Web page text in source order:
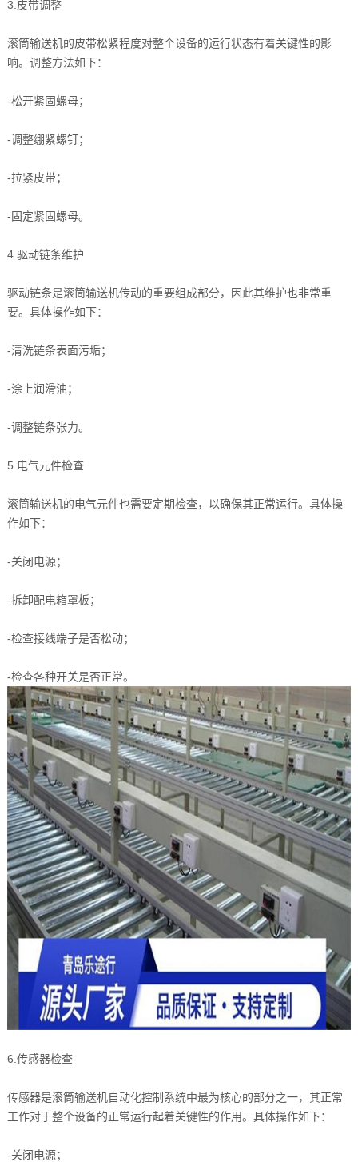
3.皮带调整
滚筒输送机的皮带松紧程度对整个设备的运行状态有着关键性的影
响。调整方法如下：
-松开紧固螺母；
-调整绷紧螺钉；
-拉紧皮带；
-固定紧固螺母。
4.驱动链条维护
驱动链条是滚筒输送机传动的重要组成部分，因此其维护也非常重
要。具体操作如下：
-清洗链条表面污垢；
-涂上润滑油；
-调整链条张力。
5.电气元件检查
滚筒输送机的电气元件也需要定期检查，以确保其正常运行。具体操
作如下：
-关闭电源；
-拆卸配电箱罩板；
-检查接线端子是否松动；
-检查各种开关是否正常。
6.传感器检查
传感器是滚筒输送机自动化控制系统中最为核心的部分之一，其正常
工作对于整个设备的正常运行起着关键性的作用。具体操作如下：
-关闭电源；